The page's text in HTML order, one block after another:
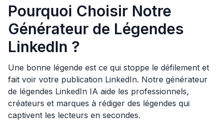
Pourquoi Choisir Notre
Générateur de Légendes
LinkedIn ?
Une bonne légende est ce qui stoppe le défilement et
fait voir votre publication LinkedIn. Notre générateur
de légendes LinkedIn IA aide les professionnels,
créateurs et marques à rédiger des légendes qui
captivent les lecteurs en secondes.